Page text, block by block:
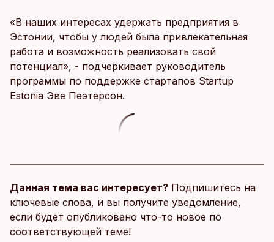
«В наших интересах удержать предприятия в
Эстонии, чтобы у людей была привлекательная
работа и возможность реализовать свой
потенциал», - подчеркивает руководитель
программы по поддержке стартапов Startup
Estonia Эве Пеэтерсон.
Данная тема вас интересует? Подпишитесь на
ключевые слова, и вы получите уведомление,
если будет опубликовано что-то новое по
соответствующей теме!